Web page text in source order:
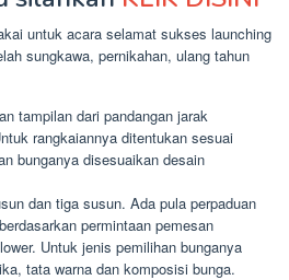
untuk acara selamat sukses launching
sungkawa, pernikahan, ulang tahun
tampilan dari pandangan jarak
rangkaiannya ditentukan sesuai
bunganya disesuaikan desain
dan tiga susun. Ada pula perpaduan
permintaan pemesan
Untuk jenis pemilihan bunganya
tata warna dan komposisi bunga.